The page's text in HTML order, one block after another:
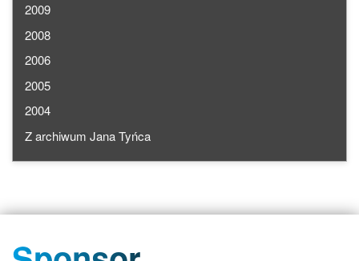
2009
2008
2006
2005
2004
Z archiwum Jana Tyńca